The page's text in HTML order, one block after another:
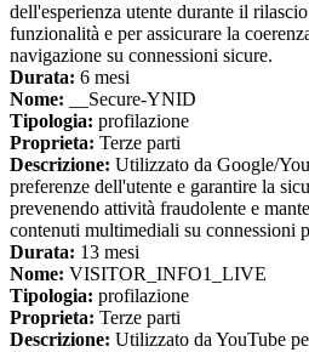
dell'esperienza utente durante il
funzionalità e per assicurare la
navigazione su connessioni sicure.
Durata: 6 mesi
Nome: __Secure-YNID
Tipologia: profilazione
Proprieta: Terze parti
Descrizione: Utilizzato da Google/
preferenze dell'utente e garantire la
prevenendo attività fraudolente e
contenuti multimediali su connessioni
Durata: 13 mesi
Nome: VISITOR_INFO1_LIVE
Tipologia: profilazione
Proprieta: Terze parti
Descrizione: Utilizzato da YouTube